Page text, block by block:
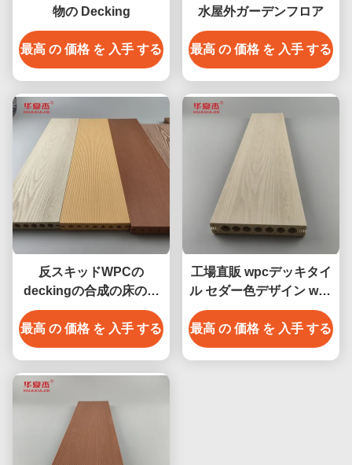
物の Decking
最高 の 価格 を 入手 する
水屋外ガーデンフロア
最高 の 価格 を 入手 する
反スキッドWPCの
deckingの合成の床の敷
物140 x 25mmの茶色の
コーヒー灰色のチークの
木製色
最高 の 価格 を 入手 する
工場直販 wpcデッキタイ
ル セダー色デザイン wpc
防水耐久デッキ屋外
最高 の 価格 を 入手 する